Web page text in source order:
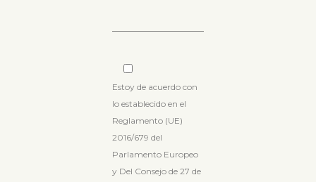
Estoy de acuerdo con
lo establecido en el
Reglamento (UE)
2016/679 del
Parlamento Europeo
y Del Consejo de 27 de